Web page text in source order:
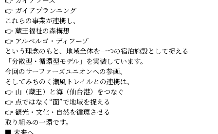
👉 ガイアプランニング
これらの事業が連携し、
👉 蔵王福祉の森構想
👉 アルベルゴ・ディフーゾ
という理念のもと、地域全体を一つの宿泊施設として捉える
「分散型・循環型モデル」を実装しています。
今回のサーファーズユニオンへの参画、
そしてみちのく潮風トレイルとの連携は、
👉 山（蔵王）と海（仙台港）をつなぐ
👉 点ではなく“面”で地域を捉える
👉 観光・文化・自然を循環させる
取り組みの一環です。
■ 未来へ